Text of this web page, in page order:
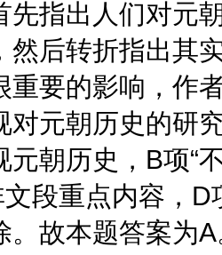
出人们对元朝
然后转折指出其
重要的影响，作
对元朝历史的研
元朝历史，B项“
段重点内容，
。故本题答案为